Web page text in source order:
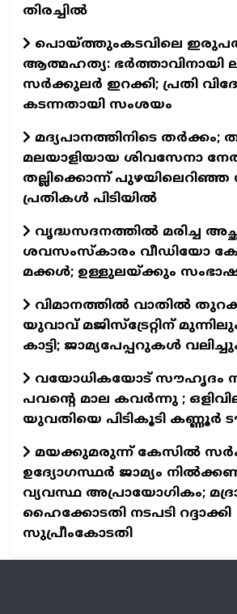
തിരച്ചിൽ
പൊയ്ത്തുംകടവിലെ
ആത്മഹത്യ: ഭർത്താവിനായി
സർക്കുലർ ഇറക്കി; പ്രതി
കടന്നതായി സംശയം
മദ്യപാനത്തിനിടെ തർക്കം;
മലയാളിയായ ശിവസേനാ
തല്ലിക്കൊന്ന്
പ്രതികൾ പിടിയിൽ
വൃദ്ധസദനത്തില്‍ മരിച്ച
ശവസംസ്‌കാരം വീഡിയോ
മക്കള്‍; ഉള്ളുലയ്ക്കും
വിമാനത്തിൽ വാതിൽ
യുവാവ് മജിസ്‌ട്രേറ്റിന്
കാട്ടി; ജാമ്യപേപ്പറുകൾ
വയോധികയോട് സൗഹൃദം
പവന്റെ മാല കവർന്നു ;
യുവതിയെ പിടികൂടി കണ്ണൂർ
മയക്കുമരുന്ന് കേസിൽ
ഉദ്യോഗസ്ഥർ ജാമ്യം
വ്യവസ്ഥ അപ്രായോഗികം;
ഹൈക്കോടതി നടപടി റദ്ദാക്കി
സുപ്രീംകോടതി